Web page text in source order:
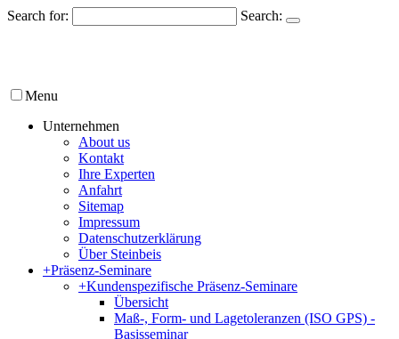
Search for: Search:
Menu
Unternehmen
About us
Kontakt
Ihre Experten
Anfahrt
Sitemap
Impressum
Datenschutzerklärung
Über Steinbeis
+Präsenz-Seminare
+Kundenspezifische Präsenz-Seminare
Übersicht
Maß-, Form- und Lagetoleranzen (ISO GPS) -
Basisseminar